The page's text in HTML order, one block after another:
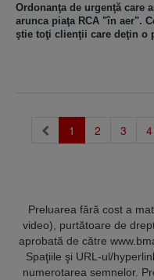
Ordonanţa de urgenţă care
arunca piaţa RCA "în aer".
ştie toţi clienţii care deţin o
1 (current)
2 3 4
Preluarea fără cost a
video), purtătoare de
aprobată de către
Spaţiile şi URL-ul/
numerotarea semnelor.